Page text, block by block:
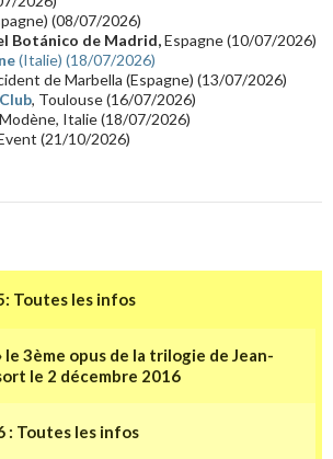
Astronomie (14)
2024(14) Chine(13)
(08/07/2026)
Botánico de Madrid,Espagne (10/07/2026)
(Italie) (18/07/2026)
de Marbella (Espagne) (13/07/2026)
, Toulouse (16/07/2026)
Italie (18/07/2026)
(21/10/2026)